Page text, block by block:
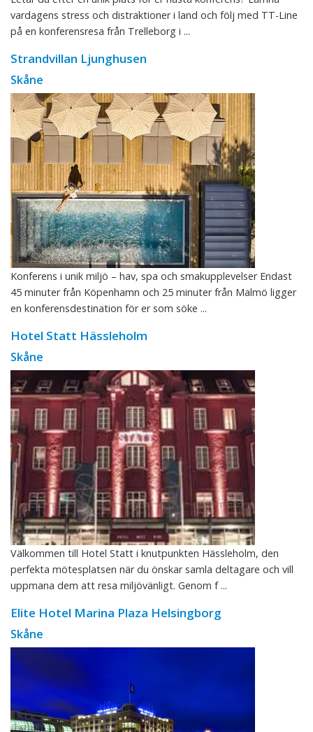
vardagens stress och distraktioner i land och följ med TT-Line
på en konferensresa från Trelleborg i ...
Strandvillan Ljunghusen
Skåne
Konferens i unik miljö – hav, spa och smakupplevelser Endast
45 minuter från Köpenhamn och 25 minuter från Malmö ligger
en konferensdestination för er som söke ...
Hotel Statt Hässleholm
Skåne
Välkommen till Hotel Statt i knutpunkten Hässleholm, den
perfekta mötesplatsen när du önskar samla deltagare och vill
uppmana dem att resa miljövänligt. Genom f ...
Elite Hotel Marina Plaza Helsingborg
Skåne